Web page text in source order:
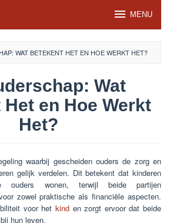
MENU
WAT BETEKENT HET EN HOE WERKT HET?
Wat
en Hoe Werkt
Het?
waarbij gescheiden ouders de zorg en
gelijk verdelen. Dit betekent dat kinderen
ouders wonen, terwijl beide partijen
zowel praktische als financiële aspecten.
voor het kind en zorgt ervoor dat beide
hun leven.